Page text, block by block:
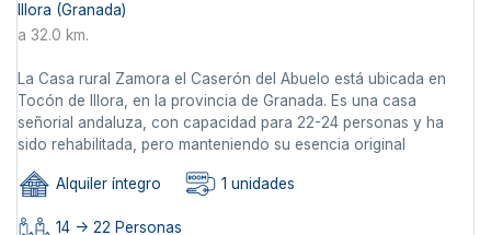
Illora (Granada)
a 32.0 km.
La Casa rural Zamora el Caserón del Abuelo está ubicada en
Tocón de Illora, en la provincia de Granada. Es una casa
señorial andaluza, con capacidad para 22-24 personas y ha
sido rehabilitada, pero manteniendo su esencia original
Alquiler íntegro 1 unidades
14 -> 22 Personas